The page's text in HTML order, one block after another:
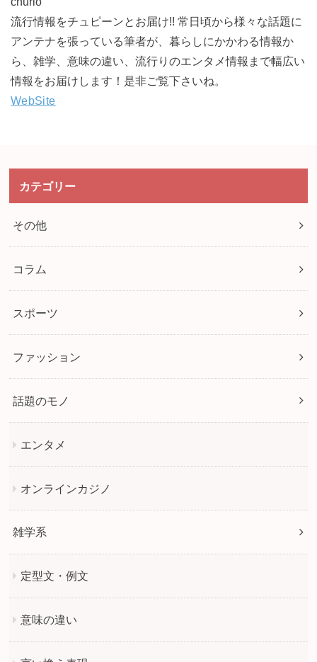
流行情報をチュピーンとお届け!! 常日頃から様々な話題に
アンテナを張っている筆者が、暮らしにかかわる情報か
ら、雑学、意味の違い、流行りのエンタメ情報まで幅広い
情報をお届けします！是非ご覧下さいね。
WebSite
カテゴリー
その他
コラム
スポーツ
ファッション
話題のモノ
エンタメ
オンラインカジノ
雑学系
定型文・例文
意味の違い